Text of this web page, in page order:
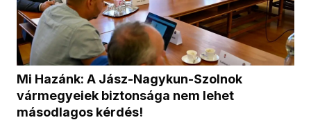
Mi Hazánk: A Jász-Nagykun-Szolnok
vármegyeiek biztonsága nem lehet
másodlagos kérdés!